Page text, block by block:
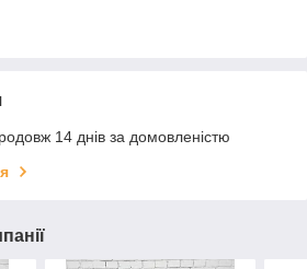
14 днів за домовленістю